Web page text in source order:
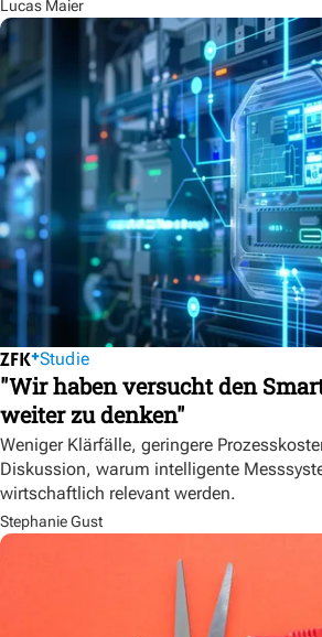
Lucas Maier
Studie
"Wir haben versucht den
weiter zu denken"
Weniger Klärfälle, geringere
Diskussion, warum intelligente
wirtschaftlich relevant werden.
Stephanie Gust